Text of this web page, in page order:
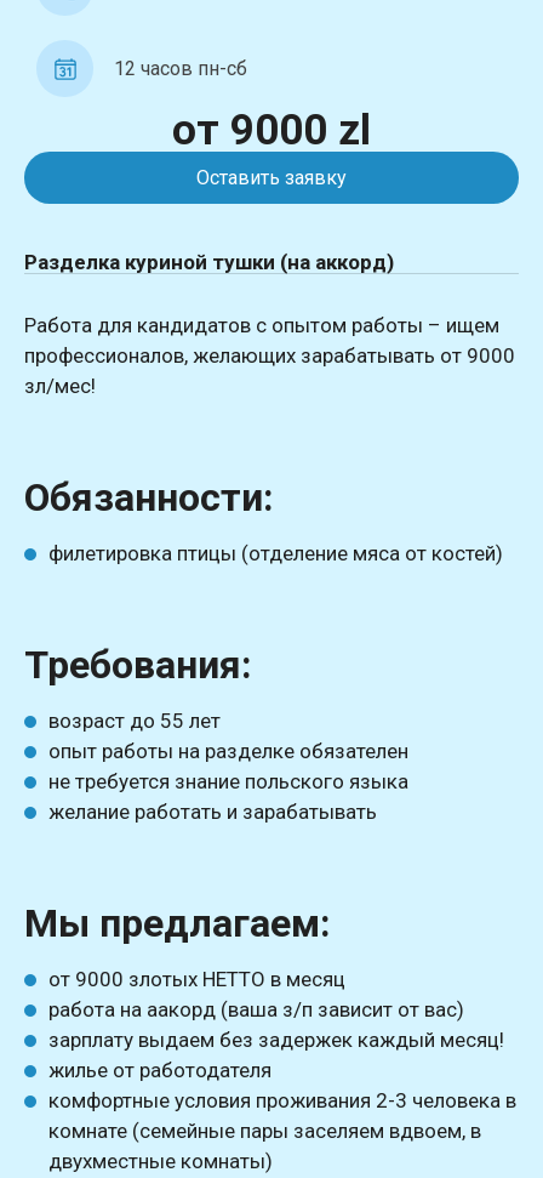
12 часов пн-сб
от 9000 zl
Оставить заявку
Разделка куриной тушки (на аккорд)
Работа для кандидатов с опытом работы – ищем
профессионалов, желающих зарабатывать от 9000
зл/мес!
Обязанности:
филетировка птицы (отделение мяса от костей)
Требования:
возраст до 55 лет
опыт работы на разделке обязателен
не требуется знание польского языка
желание работать и зарабатывать
Мы предлагаем:
от 9000 злотых НЕТТО в месяц
работа на аакорд (ваша з/п зависит от вас)
зарплату выдаем без задержек каждый месяц!
жилье от работодателя
комфортные условия проживания 2-3 человека в
комнате (семейные пары заселяем вдвоем, в
двухместные комнаты)